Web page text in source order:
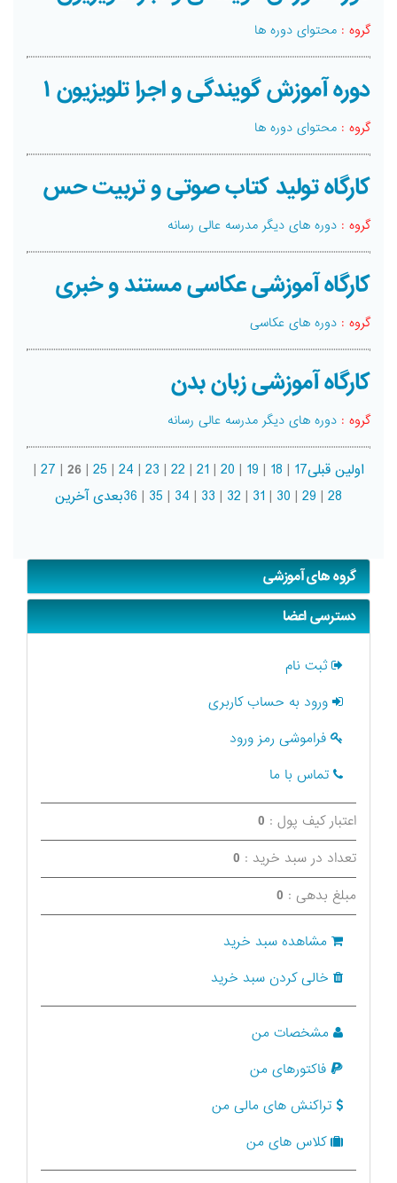
گروه : محتوای دوره ها
دوره آموزش گویندگی و اجرا تلویزیون ۱
گروه : محتوای دوره ها
کارگاه تولید کتاب صوتی و تربیت حس
گروه : دوره های دیگر مدرسه عالی رسانه
کارگاه آموزشی عکاسی مستند و خبری
گروه : دوره های عکاسی
کارگاه آموزشی زبان بدن
گروه : دوره های دیگر مدرسه عالی رسانه
اولین قبلی17
|
18
|
19
|
20
|
21
|
22
|
23
|
24
|
25
|
26
|
27
|
28
|
29
|
30
|
31
|
32
|
33
|
34
|
35
|
36بعدی آخرین
گروه های آموزشی
دسترسی اعضا
ثبت نام
ورود به حساب کاربری
فراموشی رمز ورود
تماس با ما
اعتبار کیف پول : 0
تعداد در سبد خرید : 0
مبلغ بدهی : 0
مشاهده سبد خرید
خالی کردن سبد خرید
مشخصات من
فاکتورهای من
تراکنش های مالی من
کلاس های من